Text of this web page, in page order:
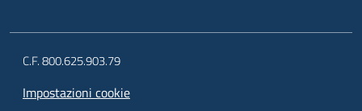
C.F. 800.625.903.79
Impostazioni cookie